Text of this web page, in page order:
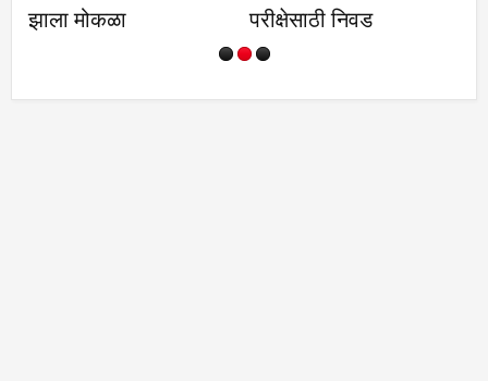
परीक्षेसाठी निवड
पदाधिकाऱ्यांची निवड